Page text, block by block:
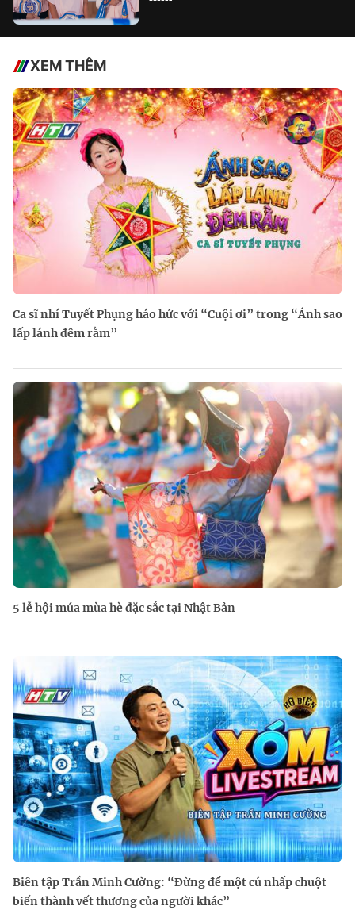
XEM THÊM
Ca sĩ nhí Tuyết Phụng háo hức với “Cuội ơi” trong “Ánh sao
lấp lánh đêm rằm”
5 lễ hội múa mùa hè đặc sắc tại Nhật Bản
Biên tập Trần Minh Cường: “Đừng để một cú nhấp chuột
biến thành vết thương của người khác”